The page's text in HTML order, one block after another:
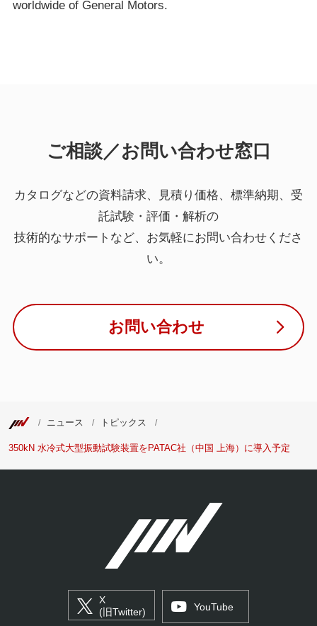
worldwide of General Motors.
ご相談／お問い合わせ窓口
カタログなどの資料請求、見積り価格、標準納期、受
託試験・評価・解析の
技術的なサポートなど、お気軽にお問い合わせくださ
い。
お問い合わせ
ニュース トピックス
350kN 水冷式大型振動試験装置をPATAC社（中国 上海）に導入予定
X
(旧Twitter)
YouTube